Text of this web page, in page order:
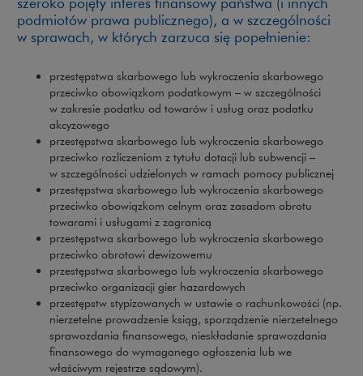
podmiotów prawa publicznego), a w szczególności
w sprawach, w których zarzuca się popełnienie:
przestępstwa skarbowego lub wykroczenia skarbowego
przeciwko obowiązkom podatkowym – w szczególności
w zakresie podatku od towarów i usług oraz podatku
akcyzowego
przestępstwa skarbowego lub wykroczenia skarbowego
przeciwko rozliczeniom z tytułu dotacji lub subwencji –
w szczególności udzielonych w ramach pomocy publicznej
przestępstwa skarbowego lub wykroczenia skarbowego
przeciwko obowiązkom celnym oraz zasadom obrotu
towarami i usługami z zagranicą
przestępstwa skarbowego lub wykroczenia skarbowego
przeciwko obrotowi dewizowemu
przestępstwa skarbowego lub wykroczenia skarbowego
przeciwko organizacji gier hazardowych
przestępstw stypizowanych w ustawie o rachunkowości (np.
nierzetelne prowadzenie ksiąg, sporządzenie nierzetelnego
sprawozdania finansowego, nieskładanie sprawozdania
finansowego do wymaganego ogłoszenia lub we
właściwym rejestrze sądowym).